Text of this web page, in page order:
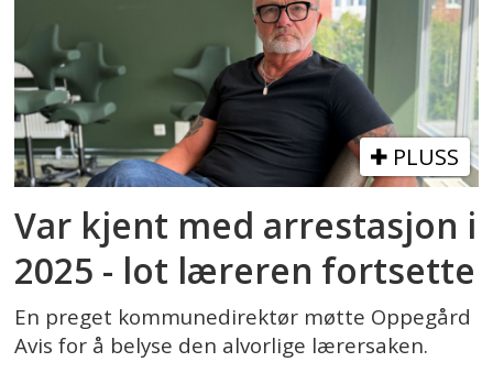
PLUSS
Var kjent med arrestasjon i
2025 - lot læreren fortsette
En preget kommunedirektør møtte Oppegård
Avis for å belyse den alvorlige lærersaken.